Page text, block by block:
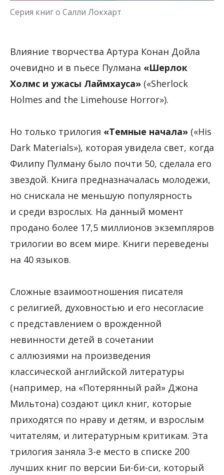
Серия книг о Салли Локхарт
Влияние творчества Артура Конан Дойла
очевидно и в пьесе Пулмана «Шерлок
Холмс и ужасы Лаймхауса» («Sherlock
Holmes and the Limehouse Horror»).
Но только трилогия «Темные начала» («His
Dark Materials»), которая увидела свет, когда
Филипу Пулману было почти 50, сделала его
звездой. Книга предназначалась молодежи,
но снискала не меньшую популярность
и среди взрослых. На данный момент
продано более 17,5 миллионов экземпляров
трилогии во всем мире. Книги переведены
на 40 языков.
Сложные взаимоотношения писателя
с религией, духовностью и его несогласие
с представлением о врожденной
невинности детей в сочетании
с аллюзиями на произведения
классической английской литературы
(например, на «Потерянный рай» Джона
Мильтона) создают цикл книг, которые
приходятся по нраву и детям, и взрослым
читателям, и литературным критикам. Эта
трилогия заняла 3-е место в списке 200
лучших книг по версии Би-би-си, который